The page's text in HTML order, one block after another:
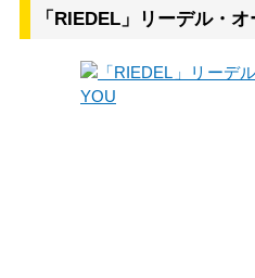
「RIEDEL」リーデル